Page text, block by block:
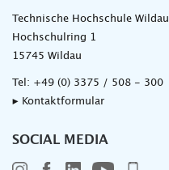
Technische Hochschule Wildau
Hochschulring 1
15745 Wildau
Tel: +49 (0) 3375 / 508 - 300
▸ Kontaktformular
SOCIAL MEDIA